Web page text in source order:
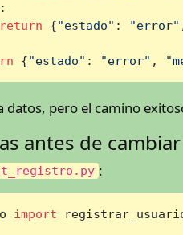
return {"estado" : "error"
{"estado" : "error" ,
datos, pero el camino
antes de cambiar
:
import